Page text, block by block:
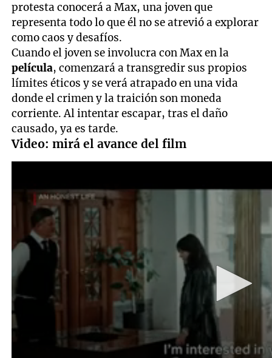
protesta conocerá a Max, una joven que
representa todo lo que él no se atrevió a explorar
como caos y desafíos.
Cuando el joven se involucra con Max en la
película, comenzará a transgredir sus propios
límites éticos y se verá atrapado en una vida
donde el crimen y la traición son moneda
corriente. Al intentar escapar, tras el daño
causado, ya es tarde.
Video: mirá el avance del film